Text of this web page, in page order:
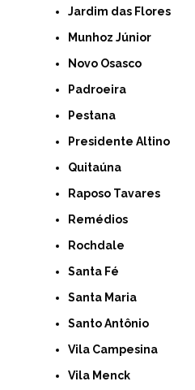
Jardim das Flores
Munhoz Júnior
Novo Osasco
Padroeira
Pestana
Presidente Altino
Quitaúna
Raposo Tavares
Remédios
Rochdale
Santa Fé
Santa Maria
Santo Antônio
Vila Campesina
Vila Menck